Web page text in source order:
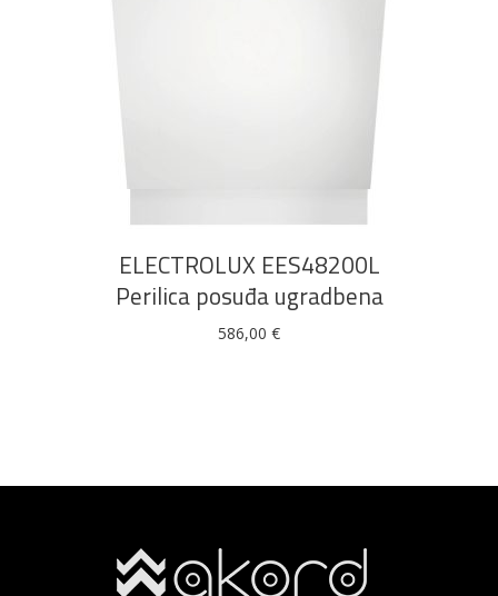
ELECTROLUX EES48200L
Perilica posuđa ugradbena
586,00 €